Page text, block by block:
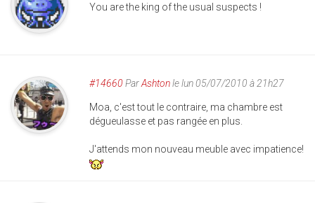
You are the king of the usual suspects !
#14660 ParAshtonle lun 05/07/2010 à 21h27
Moa, c'est tout le contraire, ma chambre est
dégueulasse et pas rangée en plus.
J'attends mon nouveau meuble avec impatience!